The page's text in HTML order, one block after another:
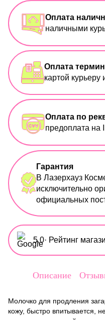
Оплата
наличными
Оплата
картой
Оплата по
предоплата на
Гарантия
В Лазерхауз
исключительно
официальных
5,0· Рейтинг
Описание
Молочко для продления
кожу, быстро впитывается,